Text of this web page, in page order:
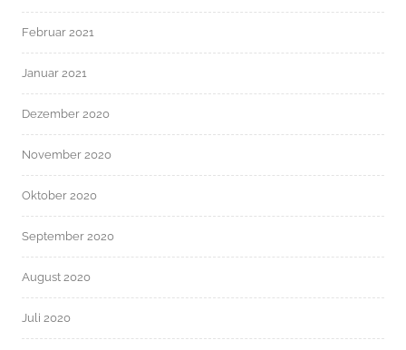
Februar 2021
Januar 2021
Dezember 2020
November 2020
Oktober 2020
September 2020
August 2020
Juli 2020